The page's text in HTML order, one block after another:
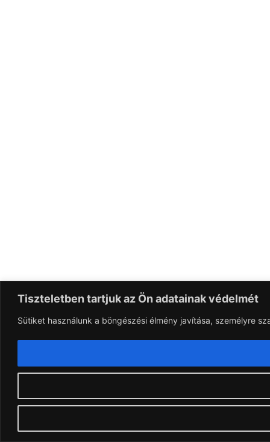
Tiszteletben tartjuk az Ön adatainak védelmét
Sütiket használunk a böngészési élmény javítása, személyre